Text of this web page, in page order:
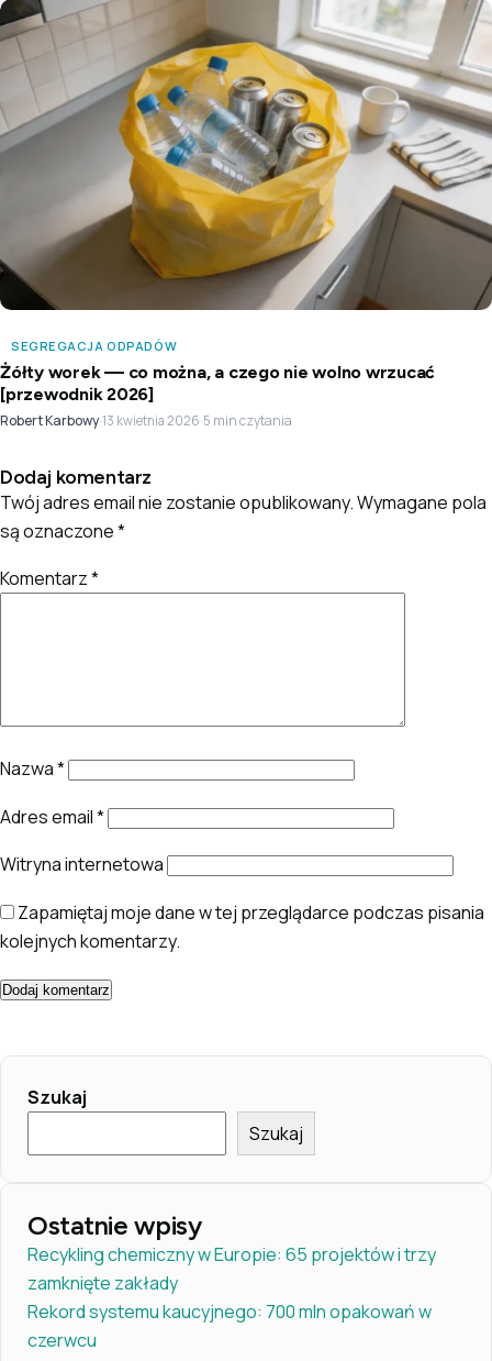
SEGREGACJA ODPADÓW
Żółty worek — co można, a czego nie wolno wrzucać
[przewodnik 2026]
Robert Karbowy·13 kwietnia 2026·5 min czytania
Dodaj komentarz
Twój adres email nie zostanie opublikowany.Wymagane pola
są oznaczone*
Komentarz*
Nazwa*
Adres email*
Witryna internetowa
Zapamiętaj moje dane w tej przeglądarce podczas pisania
kolejnych komentarzy.
Szukaj
Szukaj
Ostatnie wpisy
Recykling chemiczny w Europie: 65 projektów i trzy
zamknięte zakłady
Rekord systemu kaucyjnego: 700 mln opakowań w
czerwcu